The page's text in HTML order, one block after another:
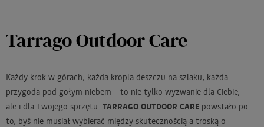
Tarrago Outdoor Care
Każdy krok w górach, każda kropla deszczu na szlaku, każda
przygoda pod gołym niebem – to nie tylko wyzwanie dla Ciebie,
ale i dla Twojego sprzętu. TARRAGO OUTDOOR CARE powstało po
to, byś nie musiał wybierać między skutecznością a troską o